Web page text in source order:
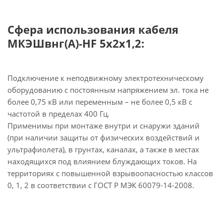
Сфера использования кабеля
МКЭШвнг(А)-HF 5х2х1,2:
Подключение к неподвижному электротехническому
оборудованию с постоянным напряжением эл. тока не
более 0,75 кВ или переменным – не более 0,5 кВ с
частотой в пределах 400 Гц.
Применимы при монтаже внутри и снаружи зданий
(при наличии защиты от физических воздействий и
ультрафиолета), в грунтах, каналах, а также в местах
находящихся под влиянием блуждающих токов. На
территориях с повышенной взрывоопасностью классов
0, 1, 2 в соответствии с ГОСТ Р МЭК 60079-14-2008.